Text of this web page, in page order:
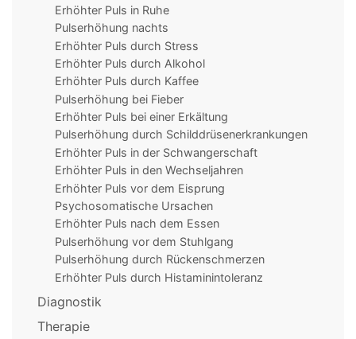
Erhöhter Puls in Ruhe
Pulserhöhung nachts
Erhöhter Puls durch Stress
Erhöhter Puls durch Alkohol
Erhöhter Puls durch Kaffee
Pulserhöhung bei Fieber
Erhöhter Puls bei einer Erkältung
Pulserhöhung durch Schilddrüsenerkrankungen
Erhöhter Puls in der Schwangerschaft
Erhöhter Puls in den Wechseljahren
Erhöhter Puls vor dem Eisprung
Psychosomatische Ursachen
Erhöhter Puls nach dem Essen
Pulserhöhung vor dem Stuhlgang
Pulserhöhung durch Rückenschmerzen
Erhöhter Puls durch Histaminintoleranz
Diagnostik
Therapie